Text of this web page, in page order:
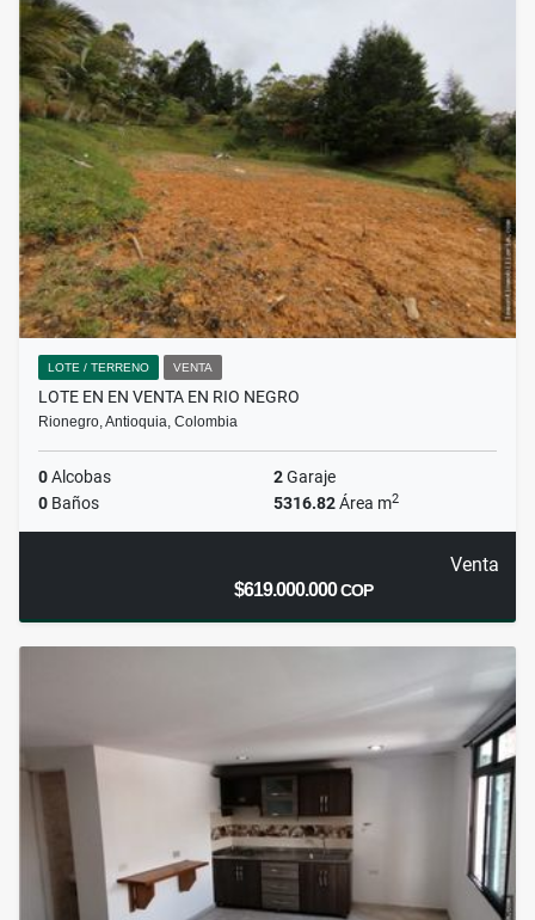
LOTE / TERRENO VENTA
LOTE EN EN VENTA EN RIO NEGRO
Rionegro, Antioquia, Colombia
0Alcobas 2Garaje
0 Baños 5316.82Área m2
Venta
$619.000.000COP